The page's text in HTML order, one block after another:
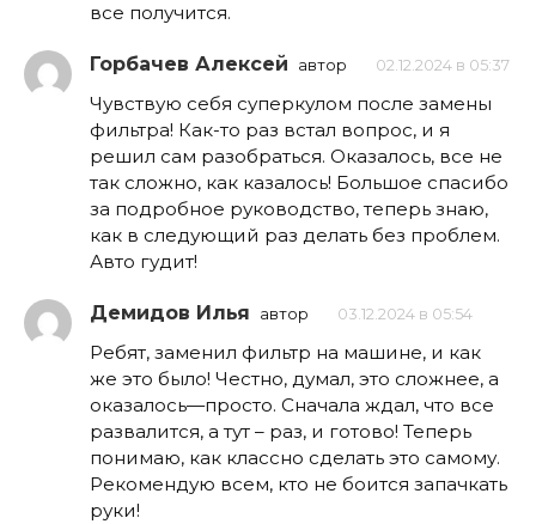
все получится.
Горбачев Алексей автор 02.12.2024 в 05:37
Чувствую себя суперкулом после замены
фильтра! Как-то раз встал вопрос, и я
решил сам разобраться. Оказалось, все не
так сложно, как казалось! Большое спасибо
за подробное руководство, теперь знаю,
как в следующий раз делать без проблем.
Авто гудит!
Демидов Илья автор 03.12.2024 в 05:54
Ребят, заменил фильтр на машине, и как
же это было! Честно, думал, это сложнее, а
оказалось—просто. Сначала ждал, что все
развалится, а тут – раз, и готово! Теперь
понимаю, как классно сделать это самому.
Рекомендую всем, кто не боится запачкать
руки!